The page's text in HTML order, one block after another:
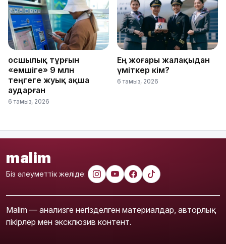
Қосшылық тұрғын
«емшіге» 9 млн
теңгеге жуық ақша
аударған
6 тамыз, 2026
Ең жоғары жалақыдан
үміткер кім?
6 тамыз, 2026
malim
Біз әлеуметтік желіде:
Malim — анализге негізделген материалдар, авторлық
пікірлер мен эксклюзив контент.